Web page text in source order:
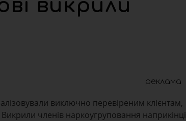
викрили
реклама
виключно перевіреним клієнтам,
членів наркоугруповання наприкінці